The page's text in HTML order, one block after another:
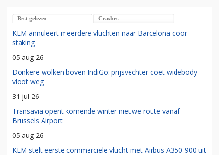
Best gelezen Crashes
KLM annuleert meerdere vluchten naar Barcelona door
staking
05 aug 26
Donkere wolken boven IndiGo: prijsvechter doet widebody-
vloot weg
31 jul 26
Transavia opent komende winter nieuwe route vanaf
Brussels Airport
05 aug 26
KLM stelt eerste commerciële vlucht met Airbus A350-900 uit